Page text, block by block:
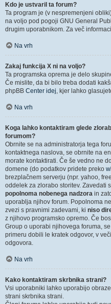
Kdo je ustvaril ta forum?
Ta program je (v nespremenjeni
na voljo pod pogoji GNU General
drugim uporabnikom. Za več
Na vrh
Zakaj funkcija X ni na voljo?
Ta programska oprema je delo
Če mislite, da bi bilo treba dodati
phpBB Center idej, kjer lahko
Na vrh
Koga lahko kontaktiram glede
forumom?
Obrnite se na administratorja tega
kontaktnega naslova, se obrnite na
morate kontaktirati. Če še vedno ne
domene (do podatkov pridete preko
brezplačnem serverju (npr. yahoo,
oddelek za zlorabo storitev. Zavedati
popolnoma nobenega nadzora in
uporablja njihov forum. Popolnoma
zvezi s pravnimi zadevami, ki niso
z njihovo programsko opremo. Če
Group o uporabi njihovega foruma,
primeru dobili le kratek odgovor, v
odgovora.
Na vrh
Kako kontaktiram skrbnika strani?
Vsi uporabniki lahko uporabijo
strani skrbnika strani.